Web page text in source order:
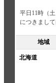
平日11時（
につきまし
地域
北海道